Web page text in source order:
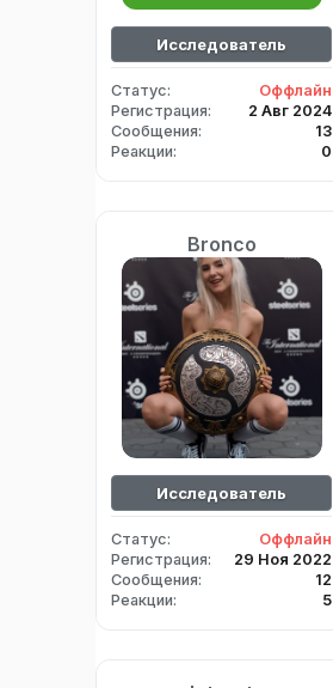
Исследователь
Статус
Оффлайн
Регистрация
2 Авг 2024
Сообщения
13
Реакции
0
Bronco
Исследователь
Статус
Оффлайн
Регистрация
29 Ноя 2022
Сообщения
12
Реакции
5